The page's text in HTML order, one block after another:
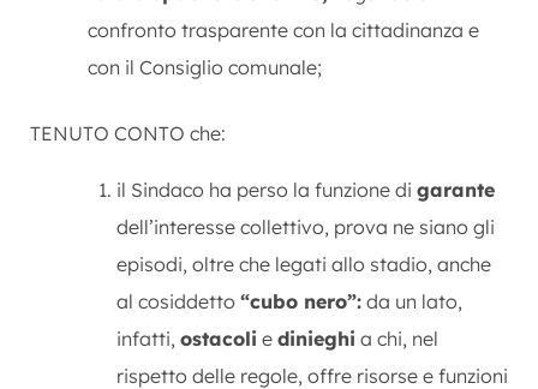
confronto trasparente con la cittadinanza e
con il Consiglio comunale;
TENUTO CONTO che:
il Sindaco ha perso la funzione di garante
dell’interesse collettivo, prova ne siano gli
episodi, oltre che legati allo stadio, anche
al cosiddetto “cubo nero”: da un lato,
infatti, ostacoli e dinieghi a chi, nel
rispetto delle regole, offre risorse e funzioni